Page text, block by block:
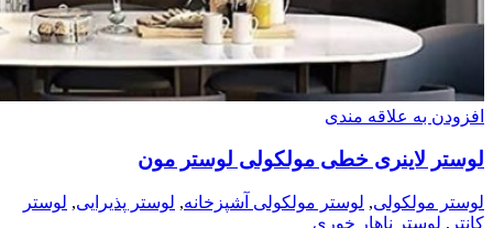
افزودن به علاقه مندی
لوستر لاینری خطی مولکولی لوستر مون
لوستر مولکولی, لوستر مولکولی آشپزخانه, لوستر پذیرایی, لوستر
کانتر , لوستر ناهار خوری